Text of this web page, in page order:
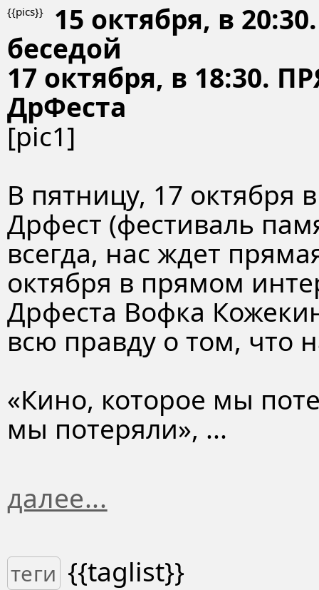
{{pics}}
15 октября, в
беседой
17 октября, в 18:30.
ДрФеста
[pic1]
В пятницу, 17 октября
Дрфест (фестиваль
всегда, нас ждет
октября в прямом
Дрфеста Вофка
всю правду о том, что
«Кино, которое мы
мы потеряли», ...
далее...
теги{{taglist}}